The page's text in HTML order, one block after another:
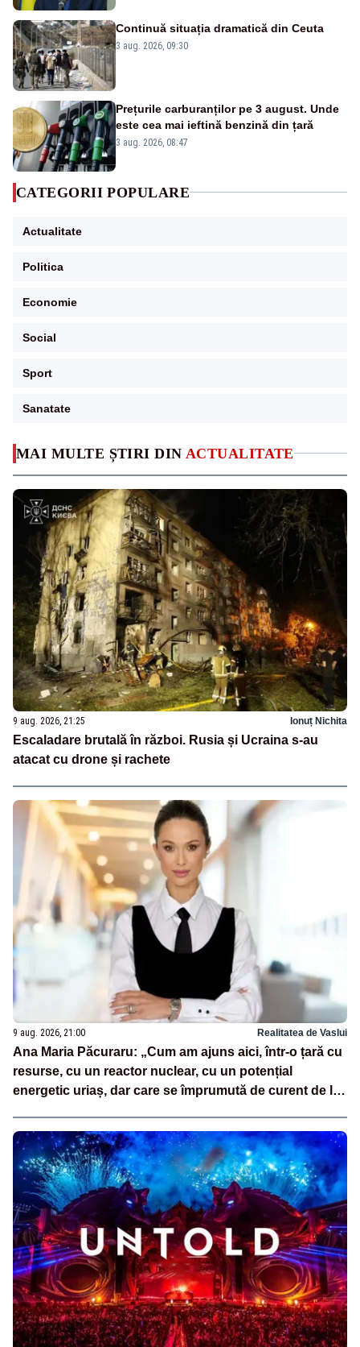
MAI MULTE ȘTIRI DIN ACTUALITATE
9 aug. 2026, 21:25 Ionuț Nichita
Escaladare brutală în război. Rusia și Ucraina s-au
atacat cu drone și rachete
9 aug. 2026, 21:00 Realitatea de Vaslui
Ana Maria Păcuraru: „Cum am ajuns aici, într-o țară cu
resurse, cu un reactor nuclear, cu un potențial
energetic uriaș, dar care se împrumută de curent de la
Continuă situația dramatică din Ceuta
3 aug. 2026, 09:30
Prețurile carburanților pe 3 august. Unde
este cea mai ieftină benzină din țară
3 aug. 2026, 08:47
CATEGORII POPULARE
Actualitate
Politica
Economie
Social
Sport
Sanatate